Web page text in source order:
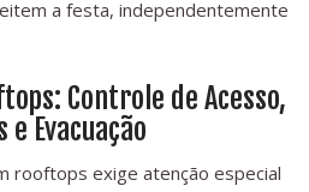
a festa, independentemente
Controle de Acesso,
Evacuação
rooftops exige atenção especial